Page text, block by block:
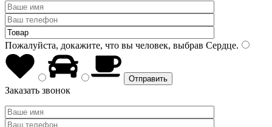
Пожалуйста, докажите, что вы человек, выбрав Сердце.
Заказать звонок